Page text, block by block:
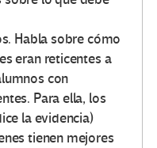
Habla sobre cómo
eran reticentes a
con
Para ella, los
la evidencia)
tienen mejores